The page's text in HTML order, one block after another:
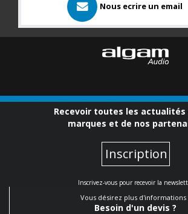
Nous ecrire un email
Recevoir toutes les actualités
marques et de nos
Inscription
Inscrivez-vous pour recevoir la
Vous désirez plus d'informations
Besoin d'un devis ?